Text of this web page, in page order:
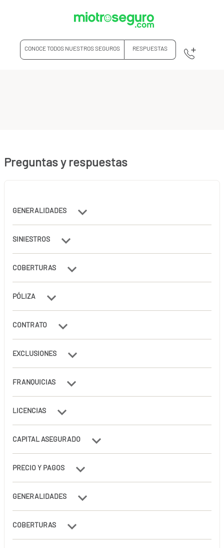
CONOCE TODOS NUESTROS SEGUROS RESPUESTAS
Preguntas y respuestas
GENERALIDADES
SINIESTROS
COBERTURAS
PÓLIZA
CONTRATO
EXCLUSIONES
FRANQUICIAS
LICENCIAS
CAPITAL ASEGURADO
PRECIO Y PAGOS
GENERALIDADES
COBERTURAS